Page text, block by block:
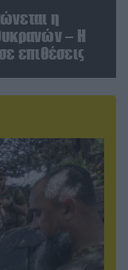
η
– Η
επιθέσεις